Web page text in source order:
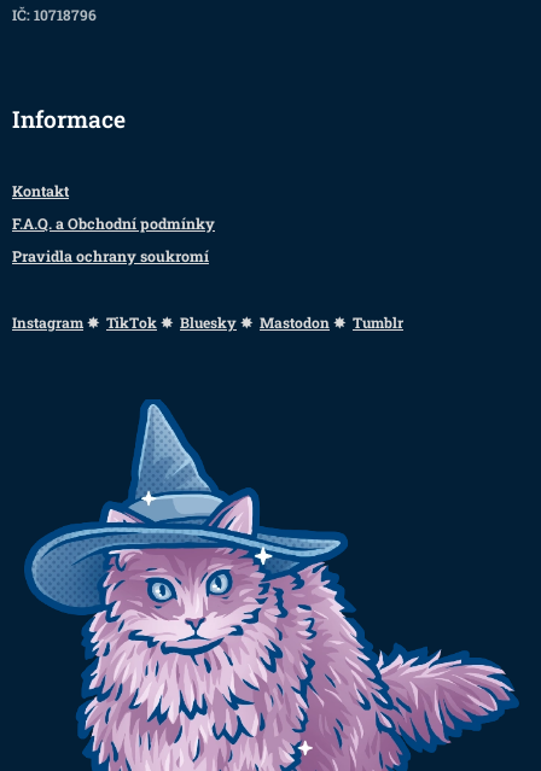
IČ: 10718796
Informace
Kontakt
F.A.Q. a Obchodní podmínky
Pravidla ochrany soukromí
Instagram✸ TikTok✸ Bluesky✸ Mastodon ✸ Tumblr